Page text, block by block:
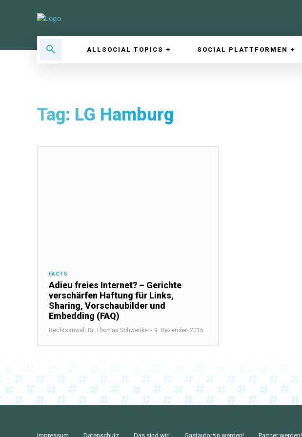
ALLSOCIAL TOPICS SOCIAL PLATTFORMEN
Tag: LG Hamburg
FACTS
Adieu freies Internet? – Gerichte
verschärfen Haftung für Links,
Sharing, Vorschaubilder und
Embedding (FAQ)
Rechtsanwalt Dr. Thomas Schwenke - 9. Dezember 2016
Impressum Datenschutz Das sind wir! Gastautor*in werden! Partner werden!